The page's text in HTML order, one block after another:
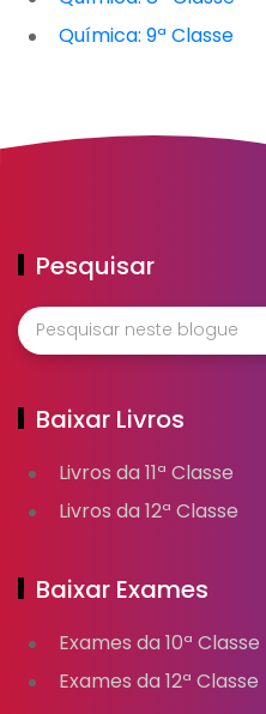
Química: 9ª Classe
Pesquisar
Baixar Livros
Livros da 11ª Classe
Livros da 12ª Classe
Baixar Exames
Exames da 10ª Classe
Exames da 12ª Classe